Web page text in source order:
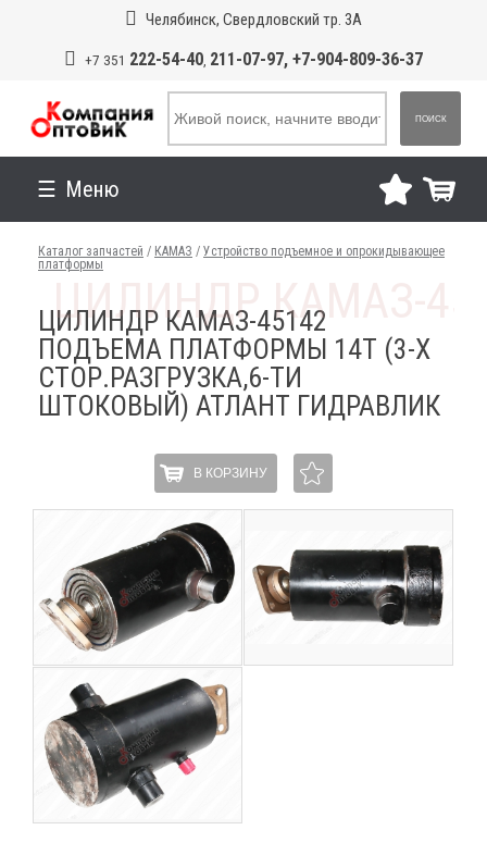
Челябинск, Свердловский тр. 3А
+7 351 222-54-40, 211-07-97, +7-904-809-36-37
ПОИСК
Меню
Каталог запчастей / КАМАЗ / Устройство подъемное и опрокидывающее
платформы
ЦИЛИНДР КАМАЗ-45142
ПОДЪЕМА ПЛАТФОРМЫ 14Т (3-Х
СТОР.РАЗГРУЗКА,6-ТИ
ШТОКОВЫЙ) АТЛАНТ ГИДРАВЛИК
В КОРЗИНУ